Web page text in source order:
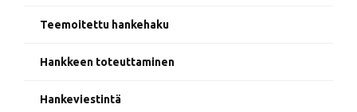
Teemoitettu hankehaku
Hankkeen toteuttaminen
Hankeviestintä